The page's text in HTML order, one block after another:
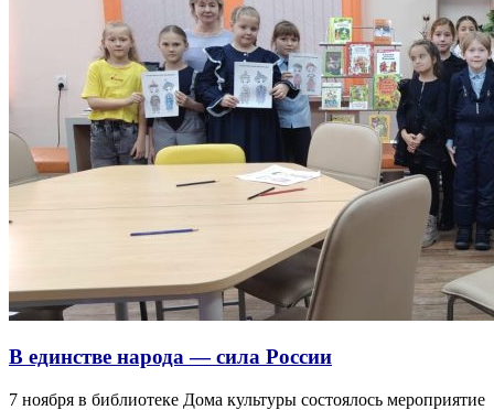
В единстве народа — сила России
7 ноября в библиотеке Дома культуры состоялось мероприятие